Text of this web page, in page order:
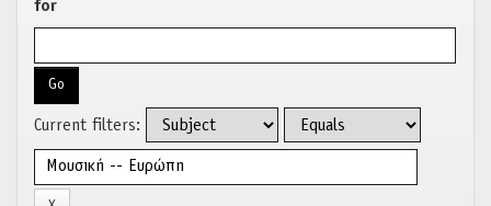
for
Current filters: